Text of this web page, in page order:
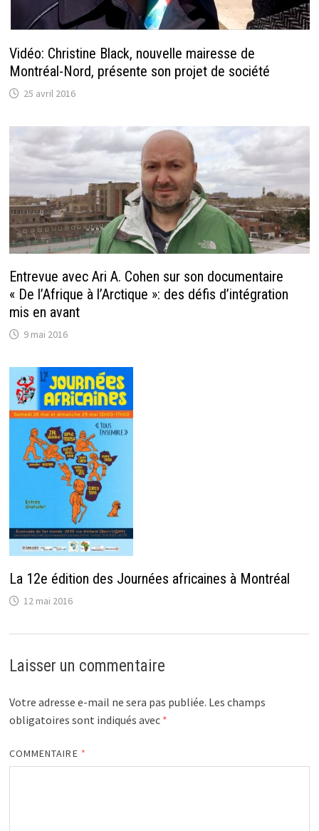
Vidéo: Christine Black, nouvelle mairesse de
Montréal-Nord, présente son projet de société
25 avril 2016
Entrevue avec Ari A. Cohen sur son documentaire
« De l’Afrique à l’Arctique »: des défis d’intégration
mis en avant
9 mai 2016
La 12e édition des Journées africaines à Montréal
12 mai 2016
Laisser un commentaire
Votre adresse e-mail ne sera pas publiée. Les champs
obligatoires sont indiqués avec *
COMMENTAIRE *